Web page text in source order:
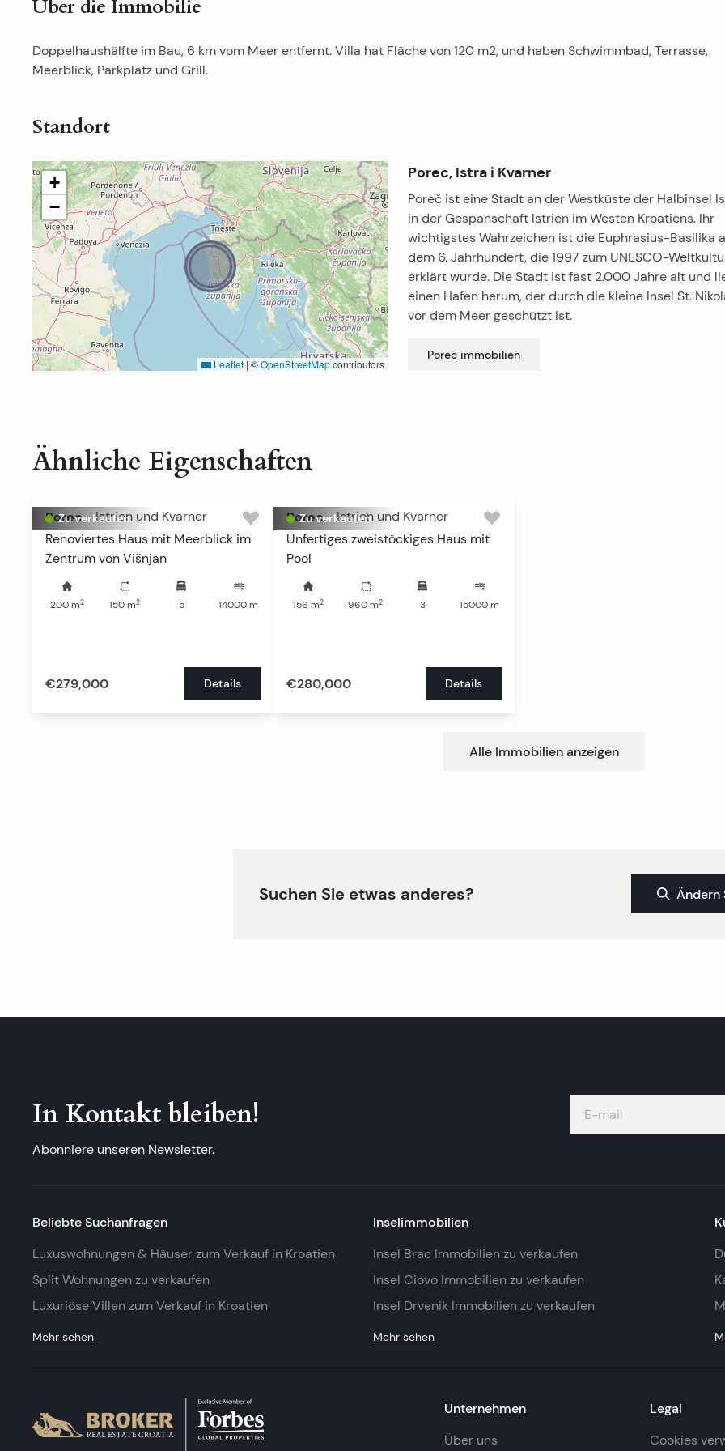
Über die Immobilie
Doppelhaushälfte im Bau, 6 km vom Meer entfernt. Villa hat Fläche von 120 m2, und haben Schwimmbad, Terrasse,
Meerblick, Parkplatz und Grill.
Standort
+
−
Leaflet | ©OpenStreetMapcontributors
Porec, Istra i Kvarner
Poreč ist eine Stadt an der Westküste der Halbinsel
in der Gespanschaft Istrien im Westen Kroatiens. Ihr
wichtigstes Wahrzeichen ist die Euphrasius-Basilika
dem 6. Jahrhundert, die 1997 zum UNESCO-
erklärt wurde. Die Stadt ist fast 2.000 Jahre alt und
einen Hafen herum, der durch die kleine Insel St.
vor dem Meer geschützt ist.
Porec immobilien
Ähnliche Eigenschaften
Zu verkaufen
Porec - Istrien und Kvarner
Renoviertes Haus mit Meerblick im
Zentrum von Višnjan
200 m2 150m2 5 14000 m
€279,000 Details
Zu verkaufen
Porec - Istrien und Kvarner
Unfertiges zweistöckiges Haus mit
Pool
156 m2 960 m2 3 15000 m
€280,000 Details
Alle Immobilien anzeigen
Suchen Sie etwas anderes? Ändern
In Kontakt bleiben!
Abonniere unseren Newsletter.
Beliebte Suchanfragen
Luxuswohnungen & Häuser zum Verkauf in Kroatien
Split Wohnungen zu verkaufen
Luxuriöse Villen zum Verkauf in Kroatien
Mehr sehen
Inselimmobilien
Insel Brac Immobilien zu verkaufen
Insel Ciovo Immobilien zu verkaufen
Insel Drvenik Immobilien zu verkaufen
Mehr sehen
Unternehmen
Über uns
Legal
Cookies